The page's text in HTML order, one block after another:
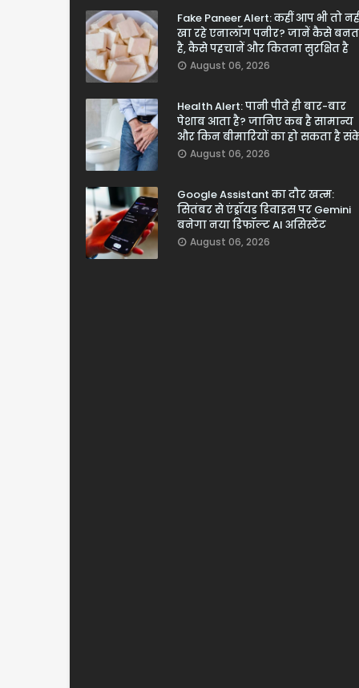
Fake Paneer Alert: कहीं आप भी तो
खा रहे एनालॉग पनीर? जानें कैसे
है, कैसे पहचानें और कितना सुरक्षित है
August 06, 2026
Health Alert: पानी पीते ही बार-बार
पेशाब आता है? जानिए कब है सामान्य
और किन बीमारियों का हो सकता है
August 06, 2026
Google Assistant का दौर खत्म:
सितंबर से एंड्रॉयड डिवाइस पर Gemini
बनेगा नया डिफॉल्ट AI असिस्टेंट
August 06, 2026